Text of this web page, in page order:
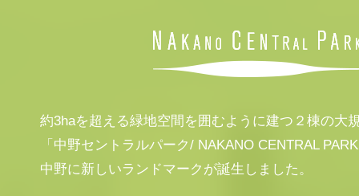
約3haを超える緑地空間を囲むように建つ２棟の大
「中野セントラルパーク/ NAKANO CENTRAL
中野に新しいランドマークが誕生しました。